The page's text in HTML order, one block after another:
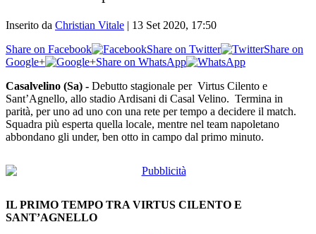
Inserito da Christian Vitale | 13 Set 2020, 17:50
Share on Facebook
Share on Twitter
Share on
Google+
Share on WhatsApp
Casalvelino (Sa) - Debutto stagionale per Virtus Cilento e
Sant’Agnello, allo stadio Ardisani di Casal Velino. Termina in
parità, per uno ad uno con una rete per tempo a decidere il match.
Squadra più esperta quella locale, mentre nel team napoletano
abbondano gli under, ben otto in campo dal primo minuto.
IL PRIMO TEMPO TRA VIRTUS CILENTO E
SANT’AGNELLO